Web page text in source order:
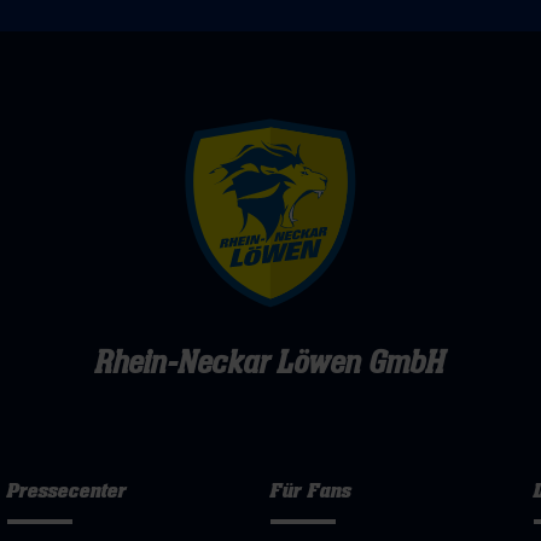
Rhein-Neckar Löwen GmbH
Pressecenter Für Fans